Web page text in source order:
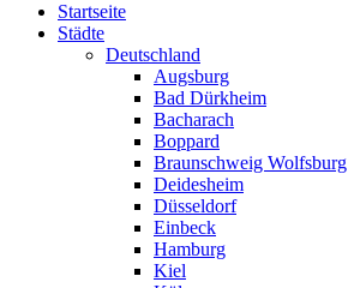
Startseite
Städte
Deutschland
Augsburg
Bad Dürkheim
Bacharach
Boppard
Braunschweig Wolfsburg
Deidesheim
Düsseldorf
Einbeck
Hamburg
Kiel